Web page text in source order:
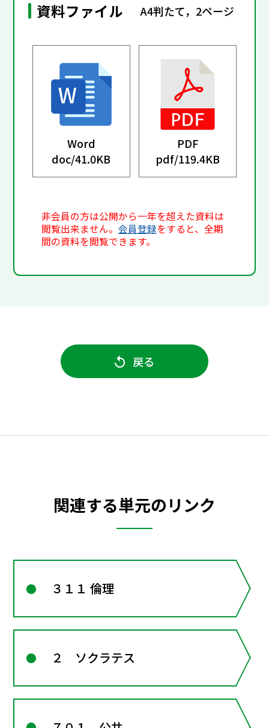
資料ファイル A4判たて，2ページ
Word
doc/41.0KB
PDF
pdf/119.4KB
非会員の方は公開から一年を超えた資料は
閲覧出来ません。会員登録をすると、全期
間の資料を閲覧できます。
戻る
関連する単元のリンク
３１１ 倫理
２ ソクラテス